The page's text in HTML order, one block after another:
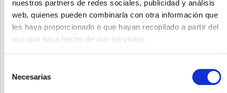
nuestros partners de redes sociales, publicidad y análisis
web, quienes pueden combinarla con otra información que
les haya proporcionado o que hayan recopilado a partir del
uso que haya hecho de sus servicios.
Necesarias
2,4 GHz Ja Maximale Datenübertragungsrate (5 GHz) 1200
Mbit/s 5 GHz Ja Unterstützte Sicherheitsalgorithmen...
Contenido1
Precio a petición